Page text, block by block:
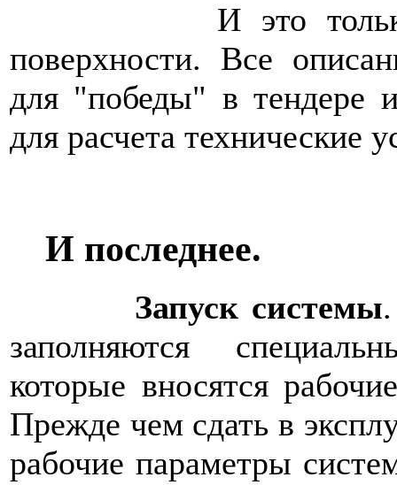
И это только
поверхности. Все
для "победы" в тендере
для расчета технические
И последнее.
Запуск системы
заполняются
которые вносятся
Прежде чем сдать в
рабочие параметры